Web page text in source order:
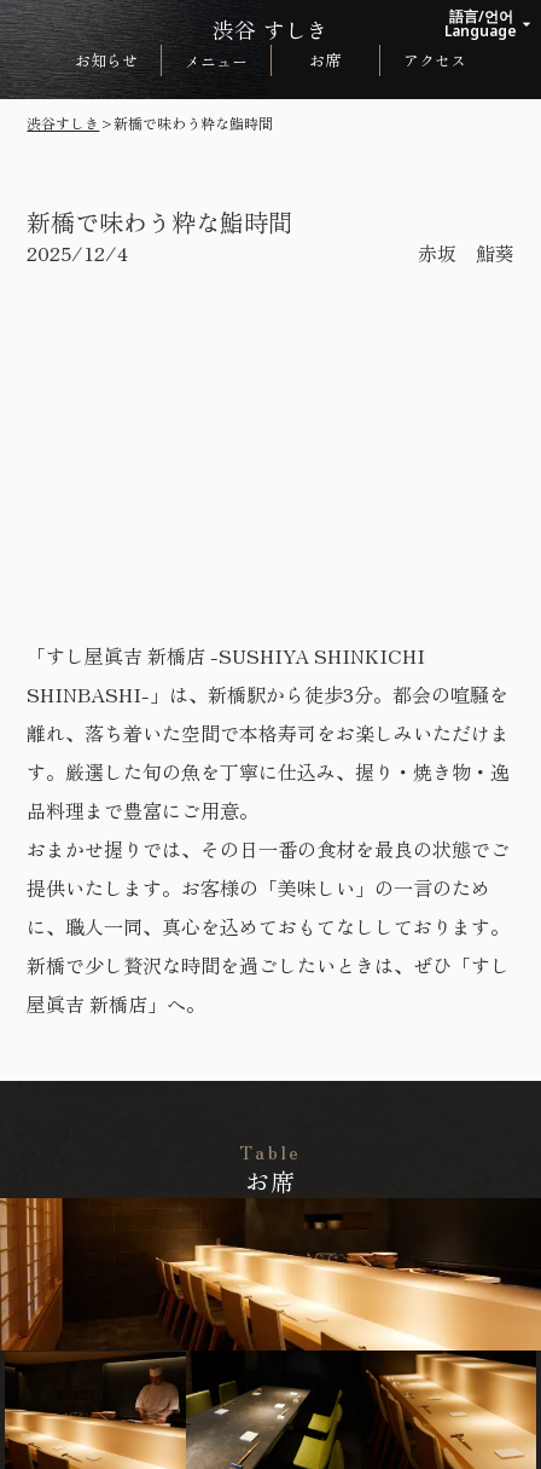
渋谷すしき >新橋で味わう粋な鮨時間
新橋で味わう粋な鮨時間
2025/12/4 赤坂 鮨葵
「すし屋眞吉 新橋店 -SUSHIYA SHINKICHI
SHINBASHI-」は、新橋駅から徒歩3分。都会の喧騒を
離れ、落ち着いた空間で本格寿司をお楽しみいただけま
す。厳選した旬の魚を丁寧に仕込み、握り・焼き物・逸
品料理まで豊富にご用意。
おまかせ握りでは、その日一番の食材を最良の状態でご
提供いたします。お客様の「美味しい」の一言のため
に、職人一同、真心を込めておもてなししております。
新橋で少し贅沢な時間を過ごしたいときは、ぜひ「すし
屋眞吉 新橋店」へ。
Table
お席
語言/언어
Language arrow_drop_up
渋谷 すしき
お知らせ メニュー お席 アクセス